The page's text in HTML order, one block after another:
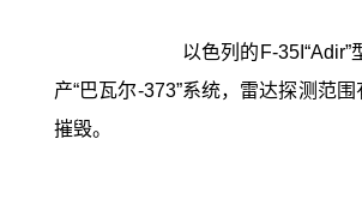
以色列的F-
产“巴瓦尔-373”系统，雷达探测范
摧毁。